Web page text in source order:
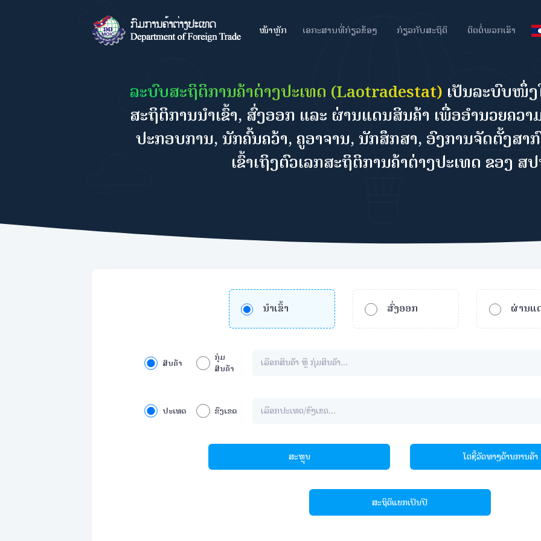
ໜ້າຫຼັກ ເອກະສານທີ່ກ່ຽວຂ້ອງ ກ່ຽວກັບສະຖິຕິ ຕິດຕໍ່ພວກເຮົາ
ລະບົບສະຖິຕິການຄ້າຕ່າງປະເທດ (Laotradestat) ເປັນລະບົບໜຶ່
ສະຖິຕິການນຳເຂົ້າ, ສົ່ງອອກ ແລະ ຜ່ານແດນສິນຄ້າ ເພື່ອອຳນວຍຄວ
ປະກອບການ, ນັກຄົ້ນຄວ້າ, ຄູອາຈານ, ນັກສຶກສາ, ອົງການຈັດຕັ້ງສາ
ເຂົ້າເຖິງຕົວເລກສະຖິຕິການຄ້າຕ່າງປະເທດ ຂອງ ສ
ນໍາເຂົ້າ ສົ່ງອອກ ຜ່ານແ
ສິນຄ້າ
ກຸ່ມ
ສິນຄ້າ
ປະເທດ ຂົງເຂດ
ສະຫຼຸບ ໂຕຊີ້ວັດທາງດ້ານການຄ້າ
ສະຖິຕິແຍກເປັນປີ